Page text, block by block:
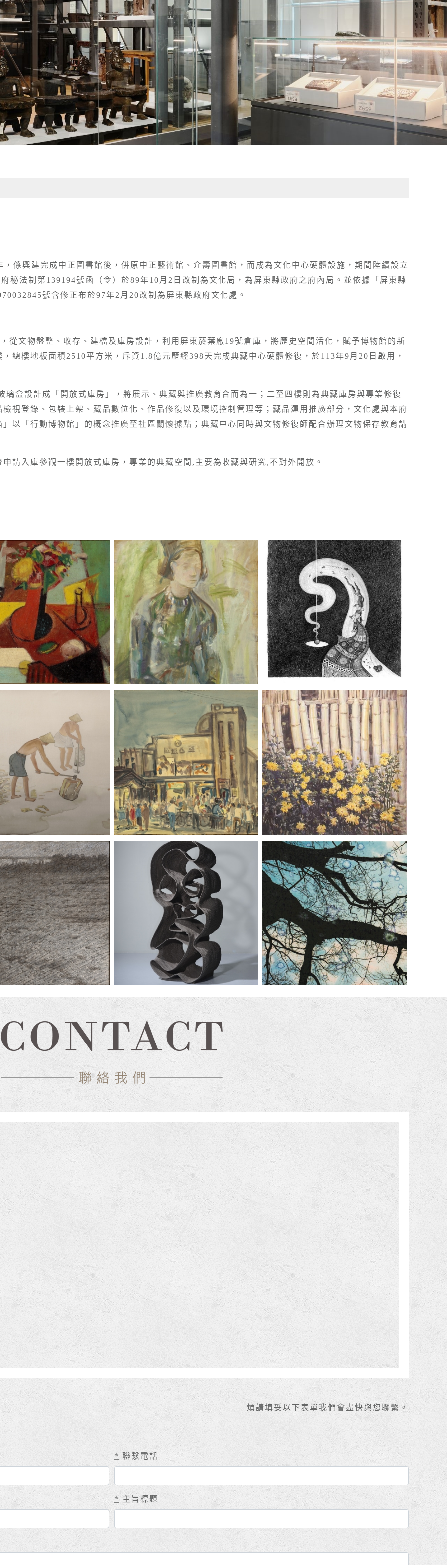
係興建完成中正圖書館後，併原中正藝術館、介壽圖書館，而成為文化中心硬體設施，期間陸續設立
秘法制第139194號函（令）於89年10月2日改制為文化局，為屏東縣政府之府內局。並依據「屏東縣
號含修正布於97年2月20改制為屏東縣政府文化處。
從文物盤整、收存、建檔及庫房設計，利用屏東菸葉廠19號倉庫，將歷史空間活化，賦予博物館的新
總樓地板面積2510平方米，斥資 1.8億元歷經398天完成典藏中心硬體修復，於113年9月20日啟用，
盒設計成「開放式庫房」，將展示、典藏與推廣教育合而為一；二至四樓則為典藏庫房與專業修復
視登錄、包裝上架、藏品數位化、作品修復以及環境控制管理等；藏品運用推廣部分，文化處與本府
以「行動博物館」的概念推廣至社區關懷據點；典藏中心同時與文物修復師配合辦理文物保存教育講
請入庫參觀一樓開放式庫房，專業的典藏空間,主要為收藏與研究,不對外開放。
煩請填妥以下表單我們會盡快與您聯繫。
* 聯繫電話
* 主旨標題